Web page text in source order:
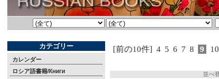
カテゴリー
カレンダー
ロシア語書籍/Книги
[前の10件] 4 5 6 7 8 9 10
並べ